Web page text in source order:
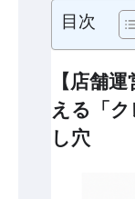
目次
【店舗
える「
し穴